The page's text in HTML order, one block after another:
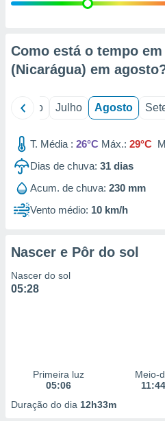
através
estudos
1199
Como está o tempo
(Nicarágua) em agosto
Junho Julho Agosto
T. Média : 26°C Máx.: 29°C
Dias de chuva: 31 dias
Acum. de chuva: 230 mm
Vento médio: 10 km/h
Nascer e Pôr do sol
Nascer do sol
05:28
Primeira luz
05:06
Meio-
11:44
Duração do dia 12h33m